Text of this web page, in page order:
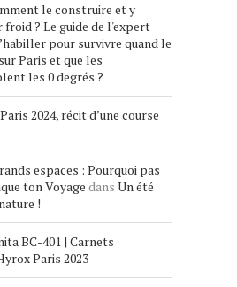
le construire et y
? Le guide de l'expert
pour survivre quand le
Paris et que les
les 0 degrés ?
2024, récit d’une course
espaces : Pourquoi pas
ton Voyage dans Un été
!
BC-401 | Carnets
Paris 2023